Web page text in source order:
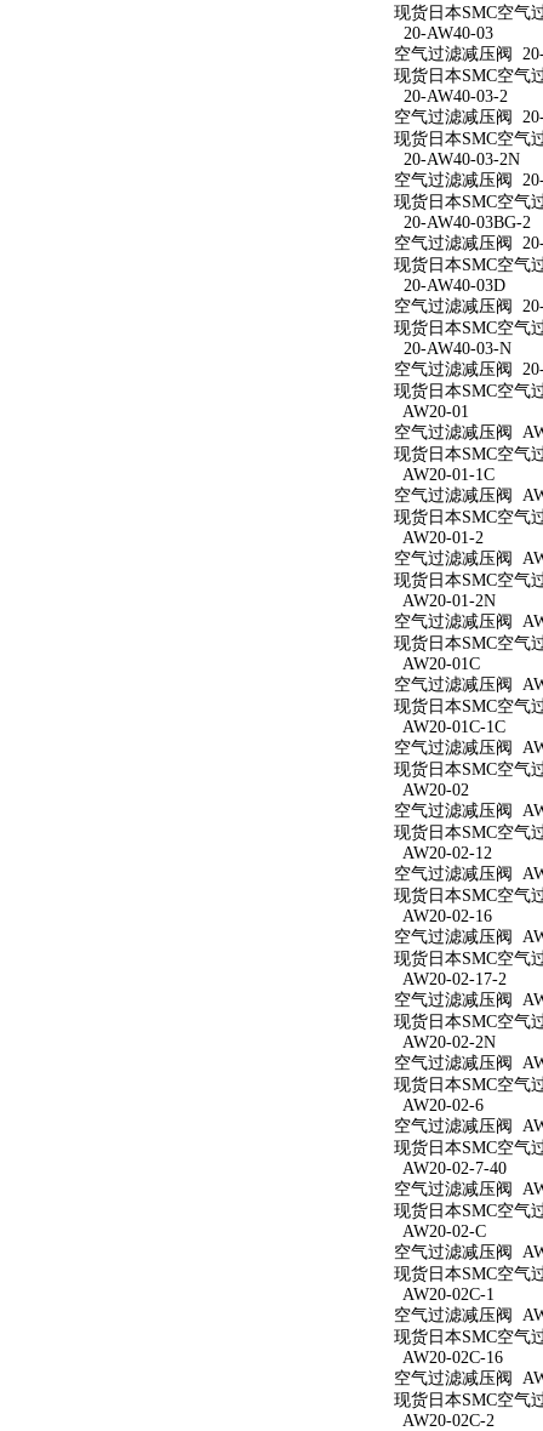
现货日本SMC空气
20-AW40-03
空气过滤减压阀
现货日本SMC空气
20-AW40-03-2
空气过滤减压阀
现货日本SMC空气
20-AW40-03-2N
空气过滤减压阀
现货日本SMC空气
20-AW40-03BG-2
空气过滤减压阀
现货日本SMC空气
20-AW40-03D
空气过滤减压阀
现货日本SMC空气
20-AW40-03-N
空气过滤减压阀
现货日本SMC空气
AW20-01
空气过滤减压阀
现货日本SMC空气
AW20-01-1C
空气过滤减压阀
现货日本SMC空气
AW20-01-2
空气过滤减压阀
现货日本SMC空气
AW20-01-2N
空气过滤减压阀
现货日本SMC空气
AW20-01C
空气过滤减压阀
现货日本SMC空气
AW20-01C-1C
空气过滤减压阀
现货日本SMC空气
AW20-02
空气过滤减压阀
现货日本SMC空气
AW20-02-12
空气过滤减压阀
现货日本SMC空气
AW20-02-16
空气过滤减压阀
现货日本SMC空气
AW20-02-17-2
空气过滤减压阀
现货日本SMC空气
AW20-02-2N
空气过滤减压阀
现货日本SMC空气
AW20-02-6
空气过滤减压阀
现货日本SMC空气
AW20-02-7-40
空气过滤减压阀
现货日本SMC空气
AW20-02-C
空气过滤减压阀
现货日本SMC空气
AW20-02C-1
空气过滤减压阀
现货日本SMC空气
AW20-02C-16
空气过滤减压阀
现货日本SMC空气
AW20-02C-2